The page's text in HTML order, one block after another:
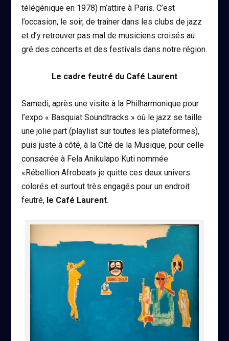
télégénique en 1978) m’attire à Paris. C’est
l’occasion, le soir, de traîner dans les clubs de jazz
et d’y retrouver pas mal de musiciens croisés au
gré des concerts et des festivals dans notre région.
Le cadre feutré du Café Laurent
Samedi, après une visite à la Philharmonique pour
l’expo « Basquiat Soundtracks » où le jazz se taille
une jolie part (playlist sur toutes les plateformes),
puis juste à côté, à la Cité de la Musique, pour celle
consacrée à Fela Anikulapo Kuti nommée
«Rébellion Afrobeat» je quitte ces deux univers
colorés et surtout très engagés pour un endroit
feutré, le Café Laurent.